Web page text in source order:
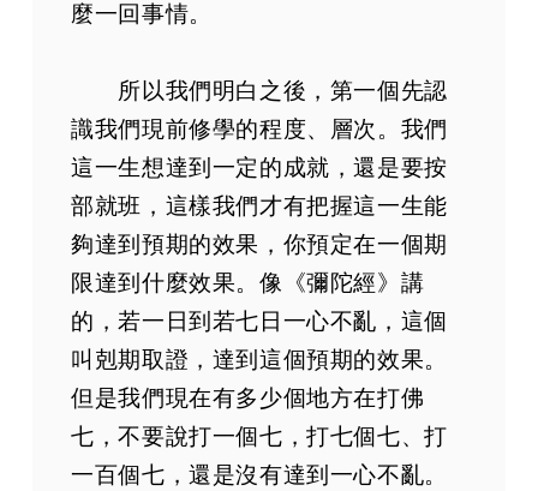
麼一回事情。
所以我們明白之後，第一個先認
識我們現前修學的程度、層次。我們
這一生想達到一定的成就，還是要按
部就班，這樣我們才有把握這一生能
夠達到預期的效果，你預定在一個期
限達到什麼效果。像《彌陀經》講
的，若一日到若七日一心不亂，這個
叫剋期取證，達到這個預期的效果。
但是我們現在有多少個地方在打佛
七，不要說打一個七，打七個七、打
一百個七，還是沒有達到一心不亂。